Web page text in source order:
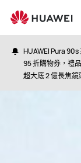
Us
HUAWEI Pura
95 折購物券，禮
超大底 2 億長焦鏡